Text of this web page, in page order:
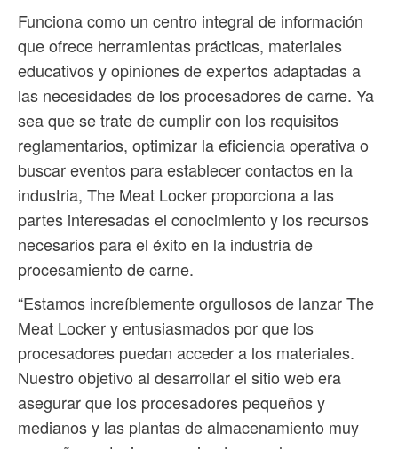
Funciona como un centro integral de información
que ofrece herramientas prácticas, materiales
educativos y opiniones de expertos adaptadas a
las necesidades de los procesadores de carne. Ya
sea que se trate de cumplir con los requisitos
reglamentarios, optimizar la eficiencia operativa o
buscar eventos para establecer contactos en la
industria, The Meat Locker proporciona a las
partes interesadas el conocimiento y los recursos
necesarios para el éxito en la industria de
procesamiento de carne.
“Estamos increíblemente orgullosos de lanzar The
Meat Locker y entusiasmados por que los
procesadores puedan acceder a los materiales.
Nuestro objetivo al desarrollar el sitio web era
asegurar que los procesadores pequeños y
medianos y las plantas de almacenamiento muy